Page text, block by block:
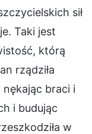
sił
Taki jest
którą
rządziła
braci i
i budując
w